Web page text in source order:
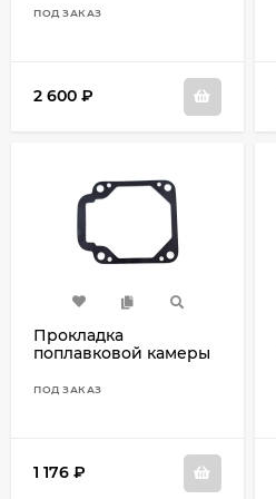
ПОД ЗАКАЗ
2 600 ₽
Прокладка
поплавковой камеры
ПОД ЗАКАЗ
1 176 ₽